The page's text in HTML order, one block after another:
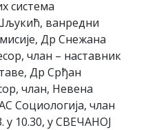
система
ванредни
Др Снежана
члан – наставник
Др Срђан
члан, Невена
Социологија, члан
у 10.30, у СВЕЧАНОЈ